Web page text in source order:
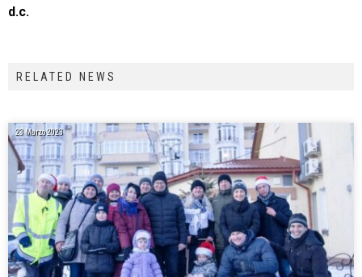
d.c.
RELATED NEWS
23 Marzo 2023